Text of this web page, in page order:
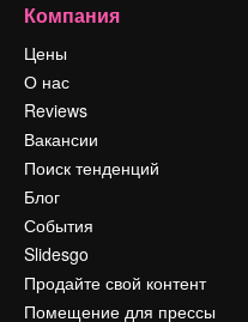
Компания
Цены
О нас
Reviews
Вакансии
Поиск тенденций
Блог
События
Slidesgo
Продайте свой контент
Помещение для прессы